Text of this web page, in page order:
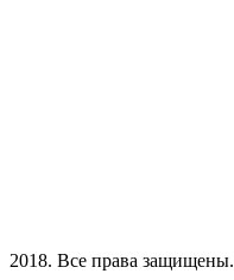
2018. Все права защищены.